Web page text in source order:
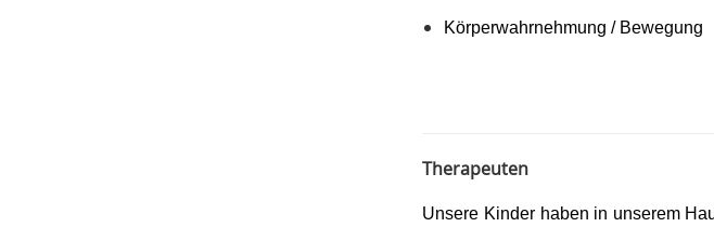
Körperwahrnehmung / Bewegung
Therapeuten
Unsere Kinder haben in unserem